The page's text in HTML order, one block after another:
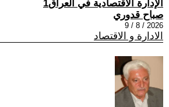
الإدارة الاقتصادية في العراق1
صباح قدوري
2026 / 8 / 9
الادارة و الاقتصاد